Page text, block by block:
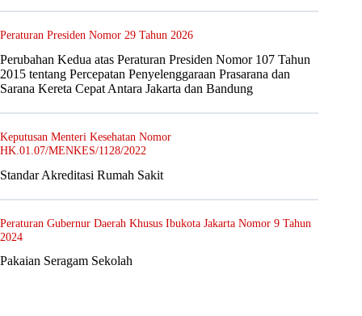
Peraturan Presiden Nomor 29 Tahun 2026
Perubahan Kedua atas Peraturan Presiden Nomor 107 Tahun
2015 tentang Percepatan Penyelenggaraan Prasarana dan
Sarana Kereta Cepat Antara Jakarta dan Bandung
Keputusan Menteri Kesehatan Nomor
HK.01.07/MENKES/1128/2022
Standar Akreditasi Rumah Sakit
Peraturan Gubernur Daerah Khusus Ibukota Jakarta Nomor 9 Tahun
2024
Pakaian Seragam Sekolah